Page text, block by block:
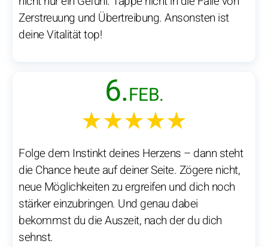
Zerstreuung und Übertreibung. Ansonsten ist
deine Vitalität top!
6.FEB.
★★★★★
Folge dem Instinkt deines Herzens – dann steht
die Chance heute auf deiner Seite. Zögere nicht,
neue Möglichkeiten zu ergreifen und dich noch
stärker einzubringen. Und genau dabei
bekommst du die Auszeit, nach der du dich
sehnst.